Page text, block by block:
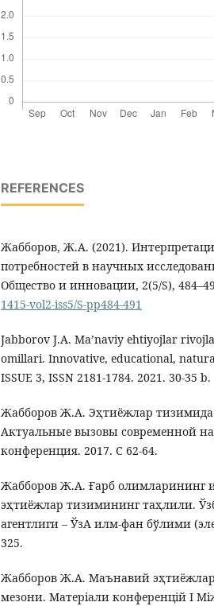
REFERENCES
Жабборов, Ж.A. (2021).
потребностей в научных
Общество и инновации, 2(5/S),
1415-vol2-iss5/S-pp484-491
Jabborov J.A. Ma’naviy ehtiyojlar
omillari. Innovative, educational,
ISSUE 3, ISSN 2181-1784. 2021. 30-35 b.
Жабборов Ж.А. Эҳтиёжлар
Актуальные вызовы современной
конференция. 2017. С 62-64.
Жабборов Ж.А. Ғарб олимларининг
эҳтиёжлар тизимининг таҳлили.
агентлиги – ЎзА илм-фан бўлими
325.
Жабборов Ж.А. Маънавий
мезони. Матеріали конференцій I